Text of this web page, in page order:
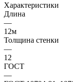
Характеристики
Длина
—
12м
Толщина стенки
—
12
ГОСТ
—